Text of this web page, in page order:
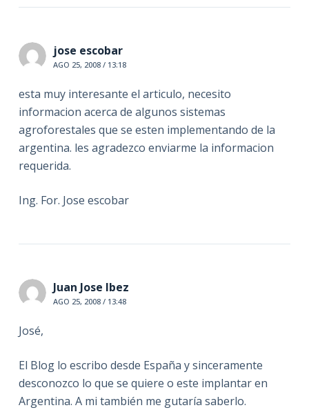
jose escobar
AGO 25, 2008 / 13:18
esta muy interesante el articulo, necesito
informacion acerca de algunos sistemas
agroforestales que se esten implementando de la
argentina. les agradezco enviarme la informacion
requerida.
Ing. For. Jose escobar
Juan Jose Ibez
AGO 25, 2008 / 13:48
José,
El Blog lo escribo desde España y sinceramente
desconozco lo que se quiere o este implantar en
Argentina. A mi también me gutaría saberlo.